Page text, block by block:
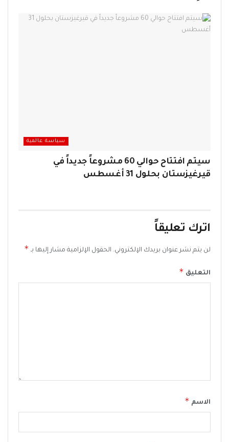
سياسة عالمية
سيتم افتتاح حوالي 60 مشروعاً جديداً في
قيرغيزستان بحلول 31 أغسطس
اترك تعليقاً
لن يتم نشر عنوان بريدك الإلكتروني. الحقول الإلزامية مشار إليها بـ *
التعليق *
الاسم *